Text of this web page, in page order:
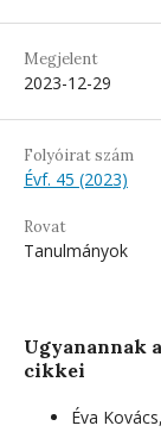
Megjelent
2023-12-29
Folyóirat szám
Évf. 45 (2023)
Rovat
Tanulmányok
Ugyanannak
cikkei
Éva Kovács,